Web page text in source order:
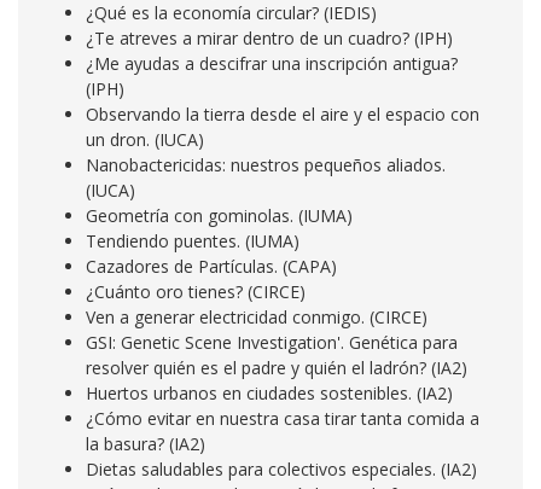
¿Qué es la economía circular? (IEDIS)
¿Te atreves a mirar dentro de un cuadro? (IPH)
¿Me ayudas a descifrar una inscripción antigua?
(IPH)
Observando la tierra desde el aire y el espacio con
un dron. (IUCA)
Nanobactericidas: nuestros pequeños aliados.
(IUCA)
Geometría con gominolas. (IUMA)
Tendiendo puentes. (IUMA)
Cazadores de Partículas. (CAPA)
¿Cuánto oro tienes? (CIRCE)
Ven a generar electricidad conmigo. (CIRCE)
GSI: Genetic Scene Investigation'. Genética para
resolver quién es el padre y quién el ladrón? (IA2)
Huertos urbanos en ciudades sostenibles. (IA2)
¿Cómo evitar en nuestra casa tirar tanta comida a
la basura? (IA2)
Dietas saludables para colectivos especiales. (IA2)